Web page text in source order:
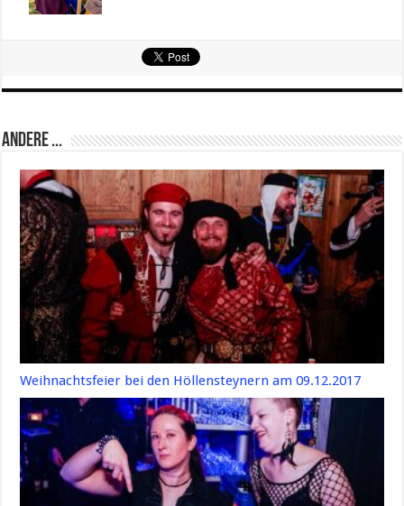
Andere ...
Weihnachtsfeier bei den Höllensteynern am 09.12.2017